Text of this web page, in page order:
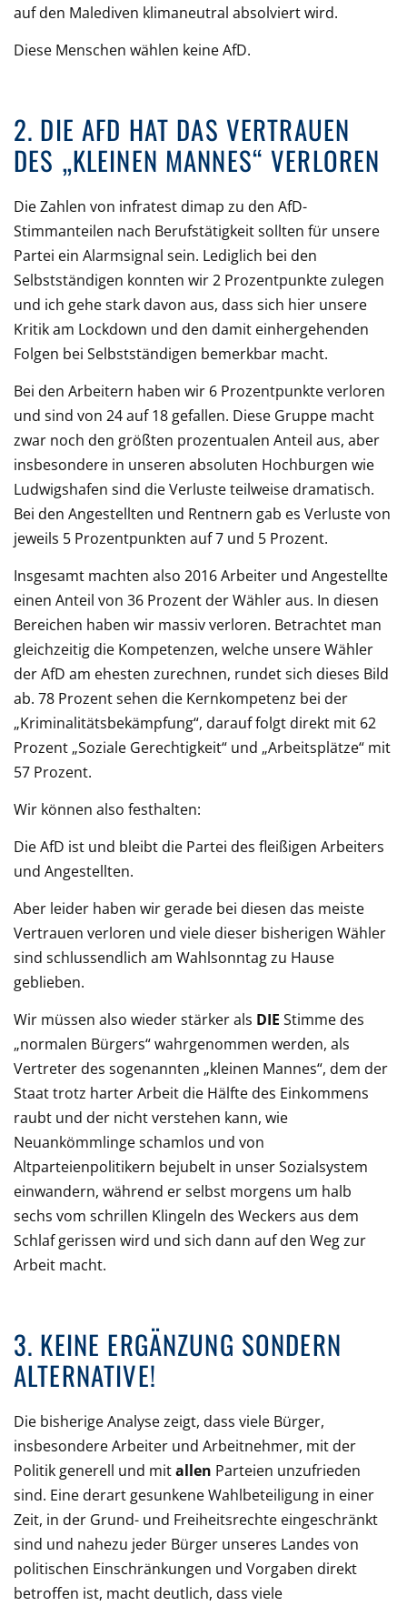
auf den Malediven klimaneutral absolviert wird.
Diese Menschen wählen keine AfD.
2. DIE AFD HAT DAS VERTRAUEN
DES „KLEINEN MANNES“ VERLOREN
Die Zahlen von infratest dimap zu den AfD-
Stimmanteilen nach Berufstätigkeit sollten für unsere
Partei ein Alarmsignal sein. Lediglich bei den
Selbstständigen konnten wir 2 Prozentpunkte zulegen
und ich gehe stark davon aus, dass sich hier unsere
Kritik am Lockdown und den damit einhergehenden
Folgen bei Selbstständigen bemerkbar macht.
Bei den Arbeitern haben wir 6 Prozentpunkte verloren
und sind von 24 auf 18 gefallen. Diese Gruppe macht
zwar noch den größten prozentualen Anteil aus, aber
insbesondere in unseren absoluten Hochburgen wie
Ludwigshafen sind die Verluste teilweise dramatisch.
Bei den Angestellten und Rentnern gab es Verluste von
jeweils 5 Prozentpunkten auf 7 und 5 Prozent.
Insgesamt machten also 2016 Arbeiter und Angestellte
einen Anteil von 36 Prozent der Wähler aus. In diesen
Bereichen haben wir massiv verloren. Betrachtet man
gleichzeitig die Kompetenzen, welche unsere Wähler
der AfD am ehesten zurechnen, rundet sich dieses Bild
ab. 78 Prozent sehen die Kernkompetenz bei der
„Kriminalitätsbekämpfung“, darauf folgt direkt mit 62
Prozent „Soziale Gerechtigkeit“ und „Arbeitsplätze“ mit
57 Prozent.
Wir können also festhalten:
Die AfD ist und bleibt die Partei des fleißigen Arbeiters
und Angestellten.
Aber leider haben wir gerade bei diesen das meiste
Vertrauen verloren und viele dieser bisherigen Wähler
sind schlussendlich am Wahlsonntag zu Hause
geblieben.
Wir müssen also wieder stärker als DIE Stimme des
„normalen Bürgers“ wahrgenommen werden, als
Vertreter des sogenannten „kleinen Mannes“, dem der
Staat trotz harter Arbeit die Hälfte des Einkommens
raubt und der nicht verstehen kann, wie
Neuankömmlinge schamlos und von
Altparteienpolitikern bejubelt in unser Sozialsystem
einwandern, während er selbst morgens um halb
sechs vom schrillen Klingeln des Weckers aus dem
Schlaf gerissen wird und sich dann auf den Weg zur
Arbeit macht.
3. KEINE ERGÄNZUNG SONDERN
ALTERNATIVE!
Die bisherige Analyse zeigt, dass viele Bürger,
insbesondere Arbeiter und Arbeitnehmer, mit der
Politik generell und mitallen Parteien unzufrieden
sind. Eine derart gesunkene Wahlbeteiligung in einer
Zeit, in der Grund- und Freiheitsrechte eingeschränkt
sind und nahezu jeder Bürger unseres Landes von
politischen Einschränkungen und Vorgaben direkt
betroffen ist, macht deutlich, dass viele